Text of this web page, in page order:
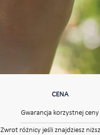
CENA
Gwarancja korzystnej ceny
Zwrot różnicy jeśli znajdziesz